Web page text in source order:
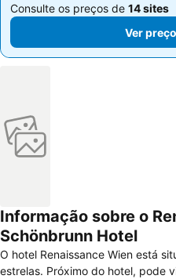
Consulte os preços de 14 sites
Ver
Consulte os preços de 14 sites
Ver
Informação sobre o
Schönbrunn Hotel
O hotel Renaissance Wien está
estrelas. Próximo do hotel, pode